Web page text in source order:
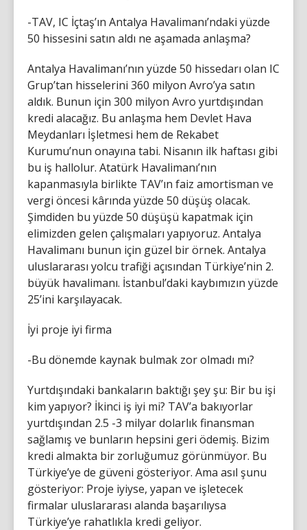
-TAV, IC İçtaş’ın Antalya Havalimanı’ndaki yüzde
50 hissesini satın aldı ne aşamada anlaşma?
Antalya Havalimanı’nın yüzde 50 hissedarı olan IC
Grup’tan hisselerini 360 milyon Avro’ya satın
aldık. Bunun için 300 milyon Avro yurtdışından
kredi alacağız. Bu anlaşma hem Devlet Hava
Meydanları İşletmesi hem de Rekabet
Kurumu’nun onayına tabi. Nisanın ilk haftası gibi
bu iş hallolur. Atatürk Havalimanı’nın
kapanmasıyla birlikte TAV’ın faiz amortisman ve
vergi öncesi kârında yüzde 50 düşüş olacak.
Şimdiden bu yüzde 50 düşüşü kapatmak için
elimizden gelen çalışmaları yapıyoruz. Antalya
Havalimanı bunun için güzel bir örnek. Antalya
uluslararası yolcu trafiği açısından Türkiye’nin 2.
büyük havalimanı. İstanbul’daki kaybımızın yüzde
25’ini karşılayacak.
İyi proje iyi firma
-Bu dönemde kaynak bulmak zor olmadı mı?
Yurtdışındaki bankaların baktığı şey şu: Bir bu işi
kim yapıyor? İkinci iş iyi mi? TAV’a bakıyorlar
yurtdışından 2.5 -3 milyar dolarlık finansman
sağlamış ve bunların hepsini geri ödemiş. Bizim
kredi almakta bir zorluğumuz görünmüyor. Bu
Türkiye’ye de güveni gösteriyor. Ama asıl şunu
gösteriyor: Proje iyiyse, yapan ve işletecek
firmalar uluslararası alanda başarılıysa
Türkiye’ye rahatlıkla kredi geliyor.